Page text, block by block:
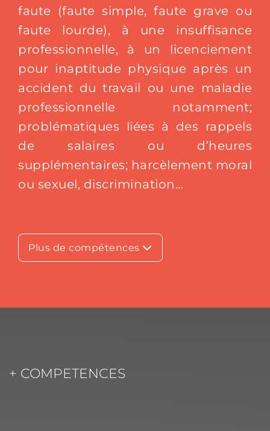
faute (faute simple, faute grave ou
faute lourde), à une insuffisance
professionnelle, à un licenciement
pour inaptitude physique après un
accident du travail ou une maladie
professionnelle notamment;
problématiques liées à des rappels
de salaires ou d’heures
supplémentaires; harcèlement moral
ou sexuel, discrimination…
Plus de compétences
+ COMPETENCES